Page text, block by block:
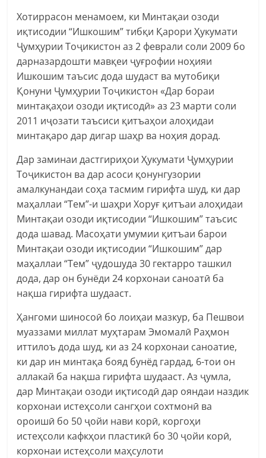
Хотиррасон менамоем, ки Минтақаи озоди
иқтисодии “Ишкошим” тибқи Қарори Ҳукумати
Ҷумҳурии Тоҷикистон аз 2 феврали соли 2009 бо
дарназардошти мавқеи ҷуғрофии ноҳияи
Ишкошим таъсис дода шудаст ва мутобиқи
Қонуни Ҷумҳурии Тоҷикистон «Дар бораи
минтақаҳои озоди иқтисодӣ» аз 23 марти соли
2011 иҷозати таъсиси қитъаҳои алоҳидаи
минтақаро дар дигар шаҳр ва ноҳия дорад.
Дар заминаи дастгириҳои Ҳукумати Ҷумҳурии
Тоҷикистон ва дар асоси қонунгузории
амалкунандаи соҳа тасмим гирифта шуд, ки дар
маҳаллаи “Тем”-и шаҳри Хоруғ қитъаи алоҳидаи
Минтақаи озоди иқтисодии “Ишкошим” таъсис
дода шавад. Масоҳати умумии қитъаи барои
Минтақаи озоди иқтисодии “Ишкошим” дар
маҳаллаи “Тем” ҷудошуда 30 гектарро ташкил
дода, дар он бунёди 24 корхонаи саноатӣ ба
нақша гирифта шудааст.
Ҳангоми шиносоӣ бо лоиҳаи мазкур, ба Пешвои
муаззами миллат муҳтарам Эмомалӣ Раҳмон
иттилоъ дода шуд, ки аз 24 корхонаи саноатие,
ки дар ин минтақа бояд бунёд гардад, 6-тои он
аллакай ба нақша гирифта шудааст. Аз ҷумла,
дар Минтақаи озоди иқтисодӣ дар ояндаи наздик
корхонаи истеҳсоли сангҳои сохтмонӣ ва
ороишӣ бо 50 ҷойи нави корӣ, коргоҳи
истеҳсоли кафкҳои пластикӣ бо 30 ҷойи корӣ,
корхонаи истеҳсоли маҳсулоти